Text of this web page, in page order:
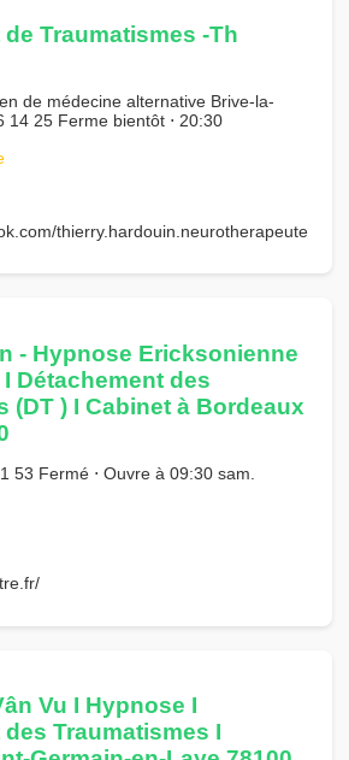
Traumatismes -Th
de médecine alternative Brive-la-
14 25 Ferme bientôt ⋅ 20:30
thierry.hardouin.neurotherapeute
- Hypnose Ericksonienne
Détachement des
(DT ) I Cabinet à Bordeaux
53 Fermé ⋅ Ouvre à 09:30 sam.
Vu I Hypnose I
Traumatismes I